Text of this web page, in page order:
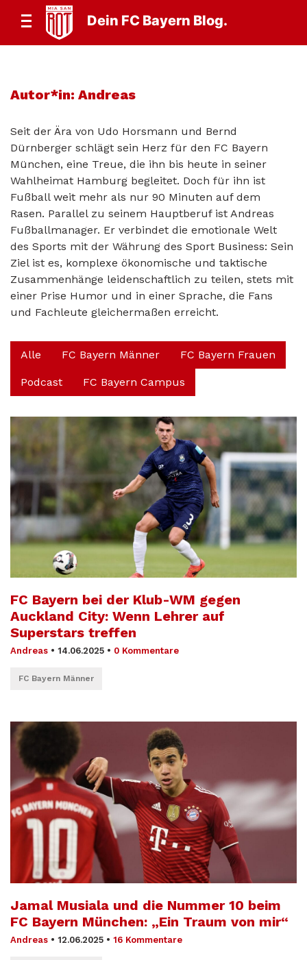
Dein FC Bayern Blog.
Autor*in: Andreas
Seit der Ära von Udo Horsmann und Bernd
Dürnberger schlägt sein Herz für den FC Bayern
München, eine Treue, die ihn bis heute in seiner
Wahlheimat Hamburg begleitet. Doch für ihn ist
Fußball weit mehr als nur 90 Minuten auf dem
Rasen. Parallel zu seinem Hauptberuf ist Andreas
Fußballmanager. Er verbindet die emotionale Welt
des Sports mit der Währung des Sport Business: Sein
Ziel ist es, komplexe ökonomische und taktische
Zusammenhänge leidenschaftlich zu teilen, stets mit
einer Prise Humor und in einer Sprache, die Fans
und Fachleute gleichermaßen erreicht.
Alle FC Bayern Männer FC Bayern Frauen
Podcast FC Bayern Campus
FC Bayern bei der Klub-WM gegen
Auckland City: Wenn Lehrer auf
Superstars treffen
Andreas • 14.06.2025 • 0 Kommentare
FC Bayern Männer
Jamal Musiala und die Nummer 10 beim
FC Bayern München: „Ein Traum von mir“
Andreas • 12.06.2025 • 16 Kommentare